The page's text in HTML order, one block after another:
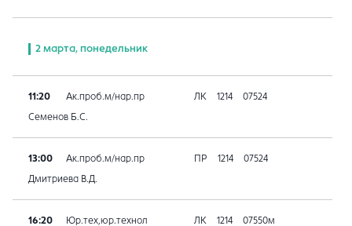
2 марта, понедельник
11:20 Ак.проб.м/нар.пр ЛК 1214 07524
Семенов Б.С.
13:00 Ак.проб.м/нар.пр ПР 1214 07524
Дмитриева В.Д.
16:20 Юр.тех,юр.технол ЛК 1214 07550м